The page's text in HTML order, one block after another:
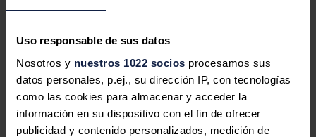
Uso responsable de sus datos
Nosotros y nuestros 1022 socios procesamos sus
datos personales, p.ej., su dirección IP, con tecnologías
como las cookies para almacenar y acceder la
información en su dispositivo con el fin de ofrecer
publicidad y contenido personalizados, medición de
Almaraz exigen la continuidad de la
central nuclear